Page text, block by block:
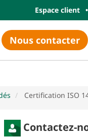
Espace client
Nous contacter
Certification ISO
Contactez-